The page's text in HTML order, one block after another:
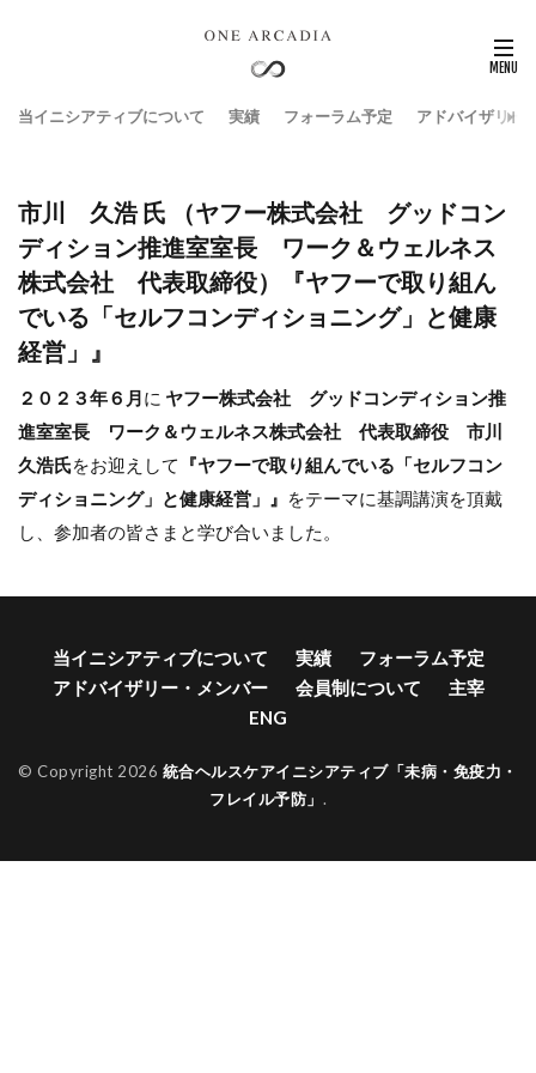
当イニシアティブについて 実績 フォーラム予定 アドバイザリー
市川 久浩 氏 （ヤフー株式会社 グッドコン
ディション推進室室長 ワーク＆ウェルネス
株式会社 代表取締役）『ヤフーで取り組ん
でいる「セルフコンディショニング」と健康
経営」』
２０２３年６月に ヤフー株式会社 グッドコンディション推
進室室長 ワーク＆ウェルネス株式会社 代表取締役 市川
久浩氏をお迎えして
『ヤフーで取り組んでいる「セルフコン
ディショニング」と健康経営」』 をテーマに基調講演を頂戴
し、参加者の皆さまと学び合いました。
当イニシアティブについて 実績
フォーラム予定
アドバイザリー・メンバー
会員制について
主宰
ENG
© Copyright 2026 統合ヘルスケアイニシアティブ「未病・免疫力・
フレイル予防」 .